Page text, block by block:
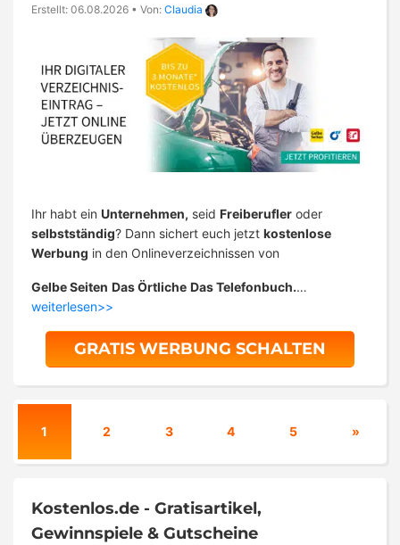
Erstellt: 06.08.2026 • Von: Claudia
Ihr habt ein Unternehmen, seid Freiberufler oder
selbstständig? Dann sichert euch jetzt kostenlose
Werbung in den Onlineverzeichnissen von
Gelbe Seiten Das Örtliche Das Telefonbuch.…
weiterlesen>>
GRATIS WERBUNG SCHALTEN
1 2 3 4 5 »
Kostenlos.de - Gratisartikel,
Gewinnspiele & Gutscheine